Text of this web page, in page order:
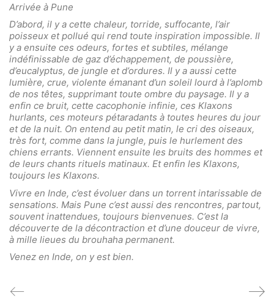
Arrivée à Pune
D’abord, il y a cette chaleur, torride, suffocante, l’air
poisseux et pollué qui rend toute inspiration impossible. Il
y a ensuite ces odeurs, fortes et subtiles, mélange
indéfinissable de gaz d’échappement, de poussière,
d’eucalyptus, de jungle et d’ordures. Il y a aussi cette
lumière, crue, violente émanant d’un soleil lourd à l’aplomb
de nos têtes, supprimant toute ombre du paysage. Il y a
enfin ce bruit, cette cacophonie infinie, ces Klaxons
hurlants, ces moteurs pétaradants à toutes heures du jour
et de la nuit. On entend au petit matin, le cri des oiseaux,
très fort, comme dans la jungle, puis le hurlement des
chiens errants. Viennent ensuite les bruits des hommes et
de leurs chants rituels matinaux. Et enfin les Klaxons,
toujours les Klaxons.
Vivre en Inde, c’est évoluer dans un torrent intarissable de
sensations. Mais Pune c’est aussi des rencontres, partout,
souvent inattendues, toujours bienvenues. C’est la
découverte de la décontraction et d’une douceur de vivre,
à mille lieues du brouhaha permanent.
Venez en Inde, on y est bien.